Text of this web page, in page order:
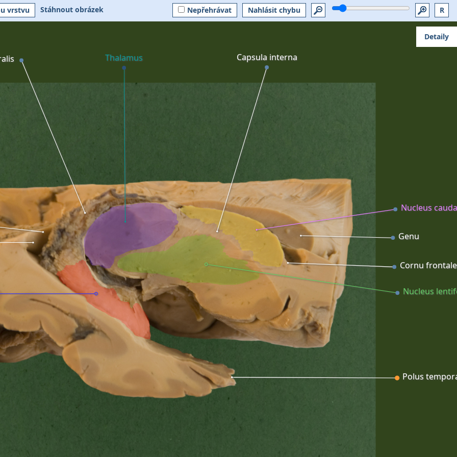
vrstvu Stáhnout obrázek R
Nahlásit chybu
Nepřehrávat
Nucleus
Thalamus Capsula interna
Nucleus
Polus
Genu
Cornu
Detaily